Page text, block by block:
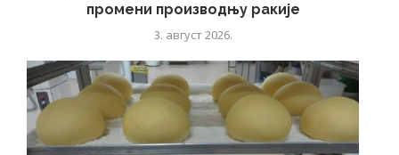
промени производњу ракије
3. август 2026.